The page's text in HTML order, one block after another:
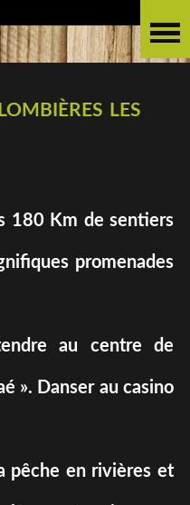
les
180 Km de sentiers
promenades
au centre de
». Danser au casino
pêche en rivières et